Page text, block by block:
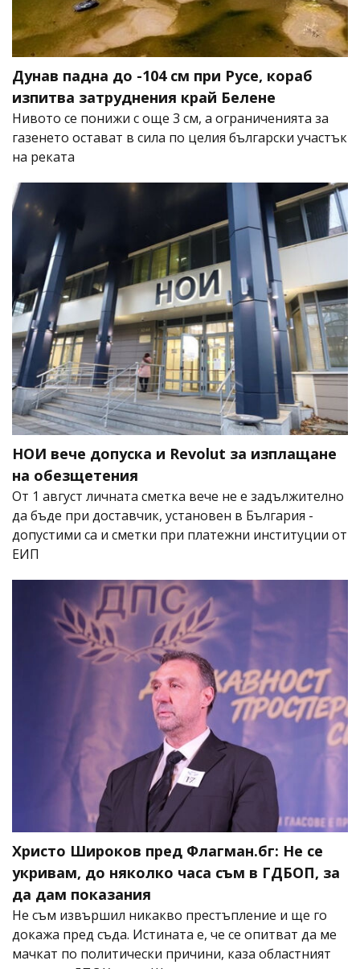
Дунав падна до -104 см при Русе, кораб
изпитва затруднения край Белене
Нивото се понижи с още 3 см, а ограниченията за
газенето остават в сила по целия български участък
на реката
НОИ вече допуска и Revolut за изплащане
на обезщетения
От 1 август личната сметка вече не е задължително
да бъде при доставчик, установен в България -
допустими са и сметки при платежни институции от
ЕИП
Христо Широков пред Флагман.бг: Не се
укривам, до няколко часа съм в ГДБОП, за
да дам показания
Не съм извършил никакво престъпление и ще го
докажа пред съда. Истината е, че се опитват да ме
мачкат по политически причини, каза областният